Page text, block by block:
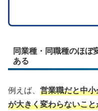
同業種・同職種のほぼ
ある
例えば、 営業職だと中
が大きく変わらないこ